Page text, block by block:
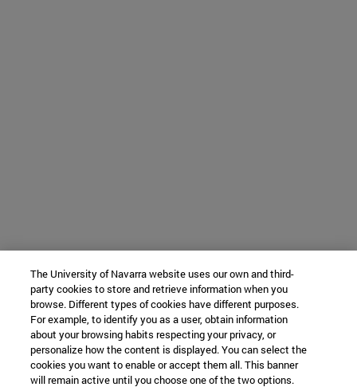
The University of Navarra website uses our own and third-
party cookies to store and retrieve information when you
browse. Different types of cookies have different purposes.
For example, to identify you as a user, obtain information
about your browsing habits respecting your privacy, or
personalize how the content is displayed. You can select the
cookies you want to enable or accept them all. This banner
will remain active until you choose one of the two options.